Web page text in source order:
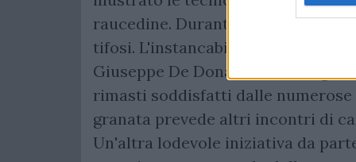
raucedine. Durante la serata
tifosi. L'instancabile presidente
Giuseppe De Donato hanno
rimasti soddisfatti dalle numerose
granata prevede altri incontri di
Un'altra lodevole iniziativa da